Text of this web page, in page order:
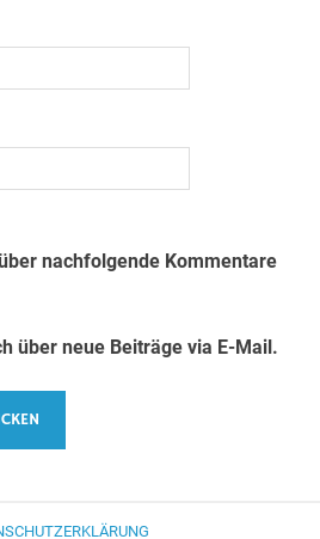
nachfolgende Kommentare
über neue Beiträge via E-Mail.